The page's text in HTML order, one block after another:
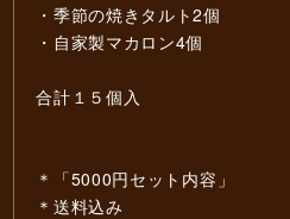
・季節の焼きタルト2個
・自家製マカロン4個
合計１５個入
＊「5000円セット内容」
＊送料込み